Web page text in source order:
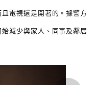
電視還是開著的。據警方
減少與家人、同事及鄰居